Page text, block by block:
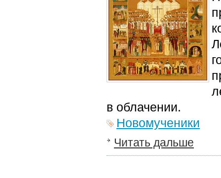
в облачении.
Новомученики
Читать дальше